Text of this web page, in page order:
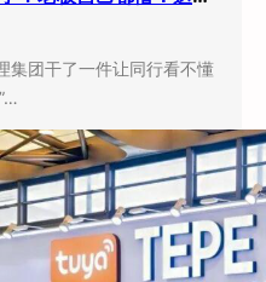
集团干了一件让同行看不懂